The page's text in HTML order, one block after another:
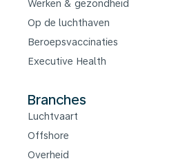
Werken & gezondheid
Op de luchthaven
Beroepsvaccinaties
Executive Health
Branches
Luchtvaart
Offshore
Overheid